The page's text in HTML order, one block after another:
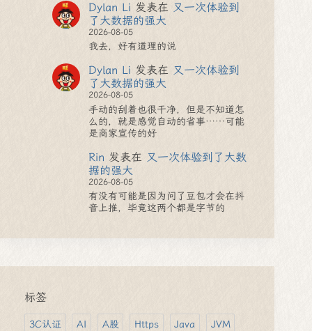
Dylan Li 发表在 又一次体验到
了大数据的强大
2026-08-05
我去，好有道理的说
Dylan Li 发表在 又一次体验到
了大数据的强大
2026-08-05
手动的刮着也很干净，但是不知道怎
么的，就是感觉自动的省事……可能
是商家宣传的好
Rin 发表在 又一次体验到了大数
据的强大
2026-08-05
有没有可能是因为问了豆包才会在抖
音上推，毕竟这两个都是字节的
标签
3C认证 AI A股 Https Java JVM